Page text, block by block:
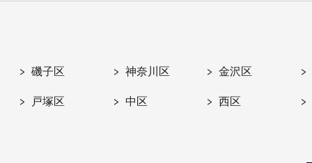
磯子区 神奈川区 金沢区
戸塚区 中区 西区